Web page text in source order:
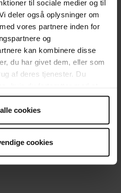
til sociale medier og til
deler også oplysninger om
vores partnere inden for
og
kan kombinere disse
du har givet dem, eller som
af deres tjenester. Du
cookies
cookies